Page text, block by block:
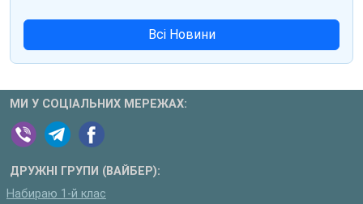
Всі Новини
МИ У СОЦІАЛЬНИХ МЕРЕЖАХ:
ДРУЖНІ ГРУПИ (ВАЙБЕР):
Набираю 1-й клас